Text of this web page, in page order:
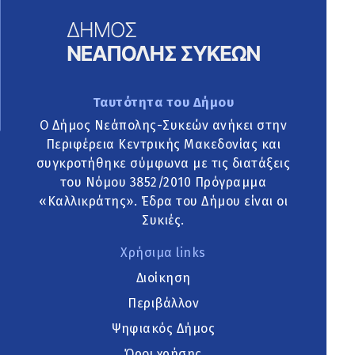
Ταυτότητα του Δήμου
Ο Δήμος Νεάπολης-Συκεών ανήκει στην
Περιφέρεια Κεντρικής Μακεδονίας και
συγκροτήθηκε σύμφωνα με τις διατάξεις
του Νόμου 3852/2010 Πρόγραμμα
«Καλλικράτης». Έδρα του Δήμου είναι οι
Συκιές.
Χρήσιμα links
Διοίκηση
Περιβάλλον
Ψηφιακός Δήμος